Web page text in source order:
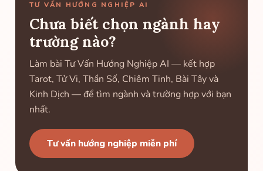
TƯ VẤN HƯỚNG NGHIỆP AI
Chưa biết chọn ngành hay
trường nào?
Làm bài Tư Vấn Hướng Nghiệp AI — kết hợp
Tarot, Tử Vi, Thần Số, Chiêm Tinh, Bài Tây và
Kinh Dịch — để tìm ngành và trường hợp với bạn
nhất.
Tư vấn hướng nghiệp miễn phí